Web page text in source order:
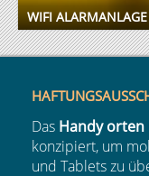
WIFI
Das Handy orten
konzipiert, um
und Tablets zu